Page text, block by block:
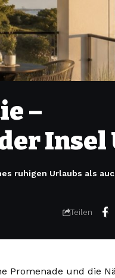
–
Insel
ruhigen Urlaubs als
Teilen
Promenade und die